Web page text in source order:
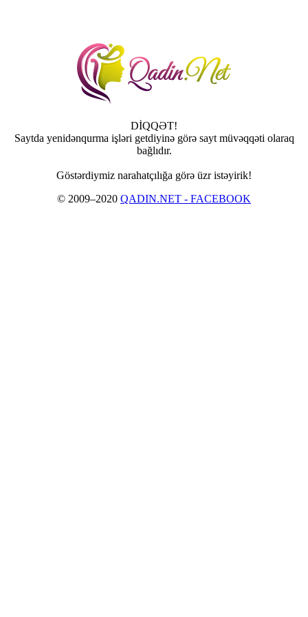
DİQQƏT!
Saytda yenidənqurma işləri getdiyinə görə sayt müvəqqəti olaraq
bağlıdır.
Göstərdiymiz narahatçılığa görə üzr istəyirik!
© 2009–2020 QADIN.NET - FACEBOOK